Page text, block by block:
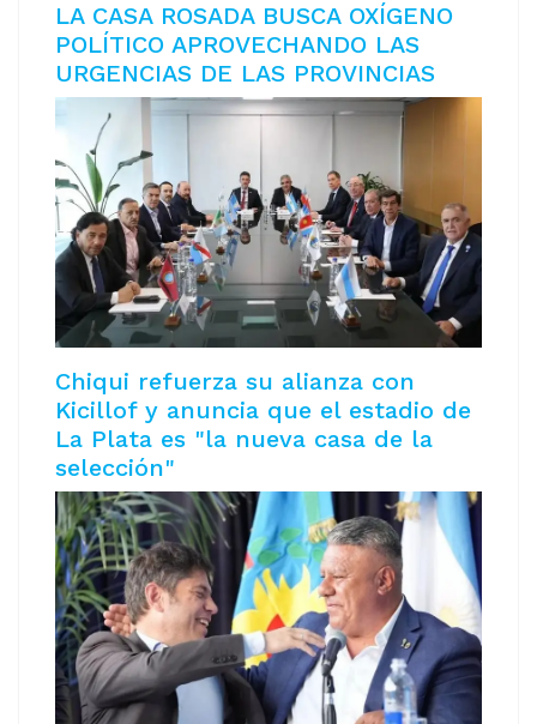
LA CASA ROSADA BUSCA OXÍGENO
POLÍTICO APROVECHANDO LAS
URGENCIAS DE LAS PROVINCIAS
Chiqui refuerza su alianza con
Kicillof y anuncia que el estadio de
La Plata es "la nueva casa de la
selección"